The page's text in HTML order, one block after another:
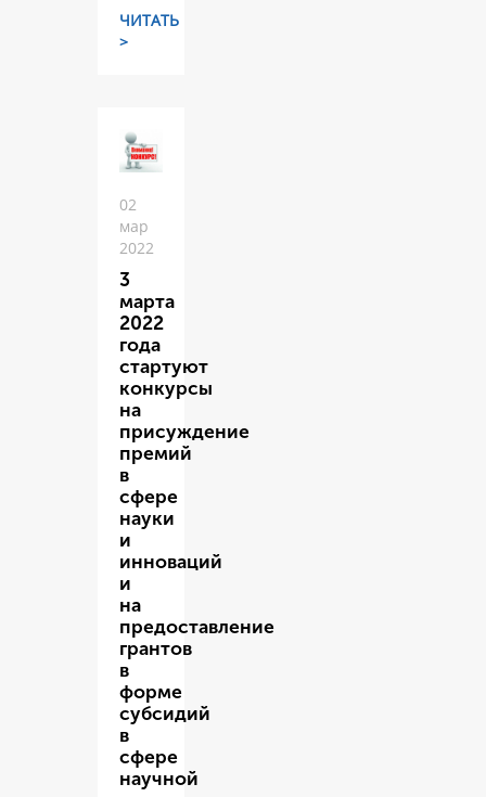
ЧИТАТЬ
>
02
мар
2022
3
марта
2022
года
стартуют
конкурсы
на
присуждение
премий
в
сфере
науки
и
инноваций
и
на
предоставление
грантов
в
форме
субсидий
в
сфере
научной